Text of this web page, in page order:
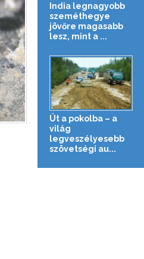
India legnagyobb
szeméthegye
jövőre magasabb
lesz, mint a ...
Út a pokolba – a
világ
legveszélyesebb
szövetségi au...